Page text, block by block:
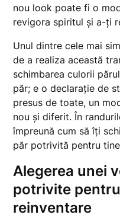
nou look poate fi o
revigora spiritul și a-ți
Unul dintre cele mai
de a realiza această
schimbarea culorii
păr; e o declarație de
presus de toate, un
nou și diferit. În
împreună cum să îți
păr potrivită pentru
Alegerea unei
potrivite
reinventare